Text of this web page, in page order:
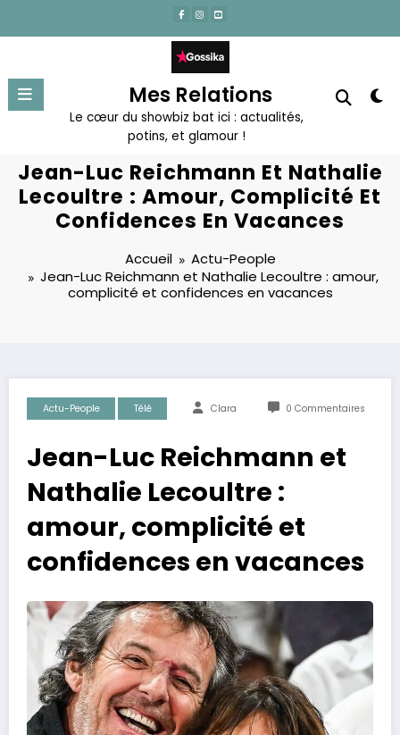
contenu
Mes Relations
Le cœur du showbiz bat ici : actualités,
potins, et glamour !
Jean-Luc Reichmann Et Nathalie
Lecoultre : Amour, Complicité Et
Confidences En Vacances
Accueil
Actu-People
Jean-Luc Reichmann et Nathalie Lecoultre : amour,
complicité et confidences en vacances
Actu-People Télé Clara 0 Commentaires
Jean-Luc Reichmann et
Nathalie Lecoultre :
amour, complicité et
confidences en vacances